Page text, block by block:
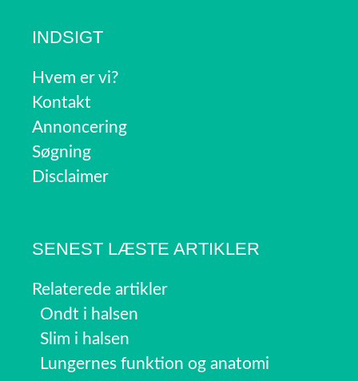
INDSIGT
Hvem er vi?
Kontakt
Annoncering
Søgning
Disclaimer
SENEST LÆSTE ARTIKLER
Relaterede artikler
Ondt i halsen
Slim i halsen
Lungernes funktion og anatomi